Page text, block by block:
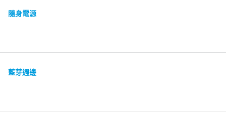
隨身電源
藍芽週邊